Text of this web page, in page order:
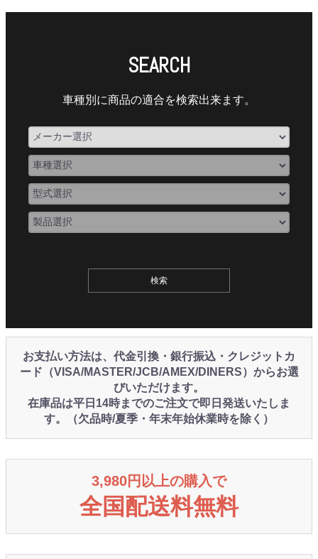
SEARCH
車種別に商品の適合を検索出来ます。
お支払い方法は、代金引換・銀行振込・クレジットカ
ード（VISA/MASTER/JCB/AMEX/DINERS）からお選
びいただけます。
在庫品は平日14時までのご注文で即日発送いたしま
す。（欠品時/夏季・年末年始休業時を除く）
3,980円以上の購入で
全国配送料無料